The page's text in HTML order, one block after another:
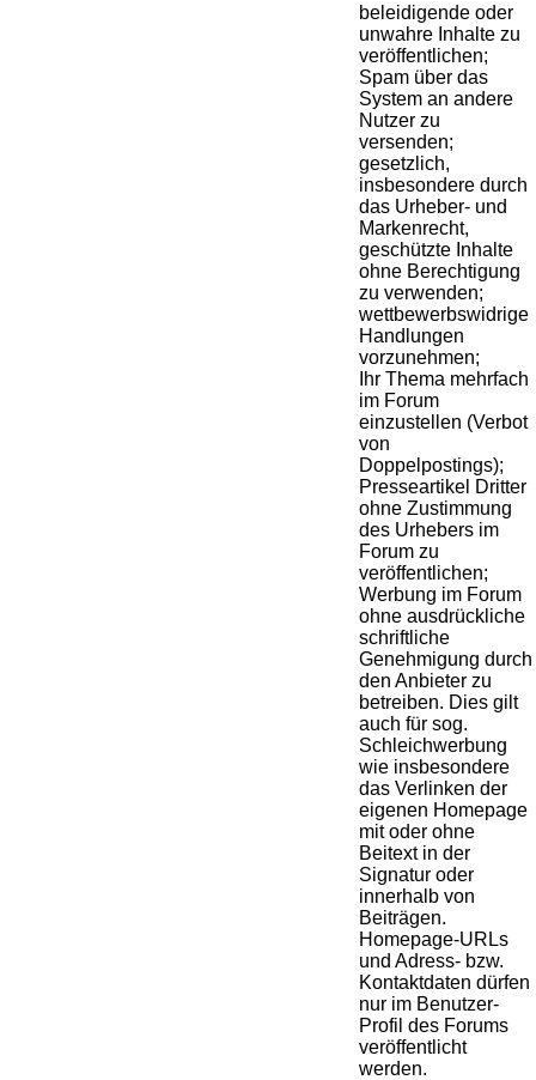
beleidigende oder
unwahre Inhalte zu
veröffentlichen;
Spam über das
System an andere
Nutzer zu
versenden;
gesetzlich,
insbesondere durch
das Urheber- und
Markenrecht,
geschützte Inhalte
ohne Berechtigung
zu verwenden;
wettbewerbswidrige
Handlungen
vorzunehmen;
Ihr Thema mehrfach
im Forum
einzustellen (Verbot
von
Doppelpostings);
Presseartikel Dritter
ohne Zustimmung
des Urhebers im
Forum zu
veröffentlichen;
Werbung im Forum
ohne ausdrückliche
schriftliche
Genehmigung durch
den Anbieter zu
betreiben. Dies gilt
auch für sog.
Schleichwerbung
wie insbesondere
das Verlinken der
eigenen Homepage
mit oder ohne
Beitext in der
Signatur oder
innerhalb von
Beiträgen.
Homepage-URLs
und Adress- bzw.
Kontaktdaten dürfen
nur im Benutzer-
Profil des Forums
veröffentlicht
werden.